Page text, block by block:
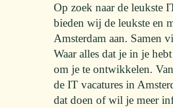
Op zoek naar de leukste
bieden wij de leukste en
Amsterdam aan. Samen
Waar alles dat je in je
om je te ontwikkelen.
de IT vacatures in
dat doen of wil je meer